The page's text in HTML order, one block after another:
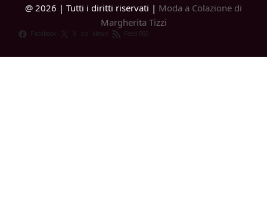
@ 2026 | Tutti i diritti riservati | Moda a Colazione di
Margherita Tizzi
Facebook X News Feed RSS